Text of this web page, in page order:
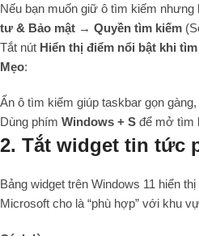
Nếu bạn muốn giữ ô tìm kiếm
tư & Bảo mật → Quyền tìm kiếm
Tắt nút Hiển thị điểm nổi bật khi
Mẹo:
Ẩn ô tìm kiếm giúp taskbar gọn
Dùng phím Windows + S để mở tìm
2. Tắt widget tin tức
Bảng widget trên Windows 11 hiển
Microsoft cho là “phù hợp” với khu